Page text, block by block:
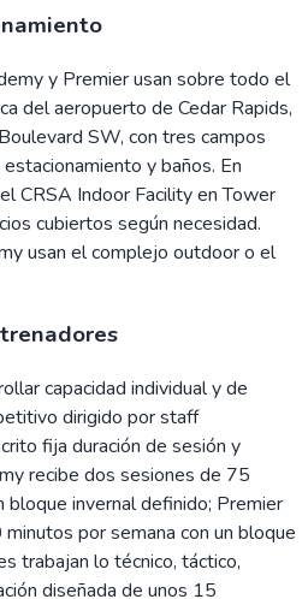
y Premier usan sobre todo el
del aeropuerto de Cedar Rapids,
SW, con tres campos
y baños. En
CRSA Indoor Facility en Tower
cubiertos según necesidad.
usan el complejo outdoor o el
capacidad individual y de
dirigido por staff
fija duración de sesión y
recibe dos sesiones de 75
bloque invernal definido; Premier
por semana con un bloque
trabajan lo técnico, táctico,
diseñada de unos 15